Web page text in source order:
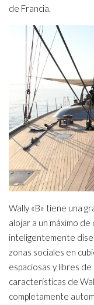
de Francia.
Wally «B» tiene una
alojar a un máximo
inteligentemente
zonas sociales en
espaciosas y libres
características de
completamente